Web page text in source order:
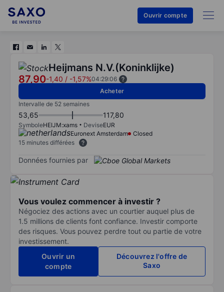
Ouvrir compte
Heijmans N.V.(Koninklijke)
87,90-1,40 / -1,57%04:29:06
Acheter
Intervalle de 52 semaines
53,65 117,80
SymboleHEIJM:xams DeviseEUR
Euronext Amsterdam
Closed
15 minutes différées
Données fournies par
Vous voulez commencer à investir ?
Négociez des actions avec un courtier auquel plus de
1.5 millions de clients font confiance. Investir comporte
des risques. Vous pouvez perdre tout ou partie de votre
investissement.
Ouvrir un
compte
Découvrez l'offre de
Saxo